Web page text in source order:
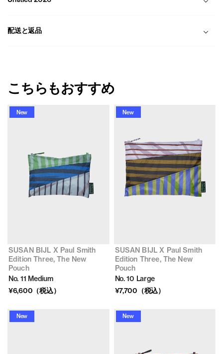
配送と返品
こちらもおすすめ
New
SUSAN BIJL X Paul Smith
Edition Three, The New
Pouch
No. 11 Medium
¥6,600（税込）
New
SUSAN BIJL X Paul Smith
Edition Three, The New
Pouch
No. 10 Large
¥7,700（税込）
New New